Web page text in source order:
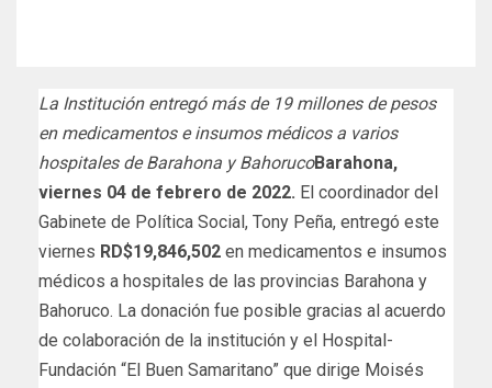
La Institución entregó más de 19 millones de pesos
en medicamentos e insumos médicos a varios
hospitales de Barahona y BahorucoBarahona,
viernes 04 de febrero de 2022. El coordinador del
Gabinete de Política Social, Tony Peña, entregó este
viernes RD$19,846,502 en medicamentos e insumos
médicos a hospitales de las provincias Barahona y
Bahoruco. La donación fue posible gracias al acuerdo
de colaboración de la institución y el Hospital-
Fundación “El Buen Samaritano” que dirige Moisés